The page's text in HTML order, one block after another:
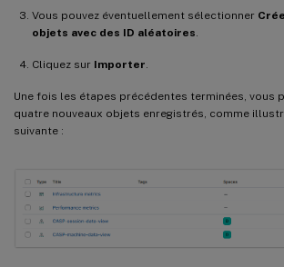
Vous pouvez éventuellement sélectionner
objets avec des ID aléatoires.
Cliquez sur Importer.
Une fois les étapes précédentes terminées, vous
quatre nouveaux objets enregistrés, comme
suivante :